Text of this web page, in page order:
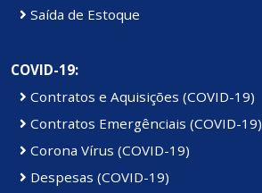
Saída de Estoque
COVID-19:
Contratos e Aquisições (COVID-19)
Contratos Emergênciais (COVID-19)
Corona Vírus (COVID-19)
Despesas (COVID-19)